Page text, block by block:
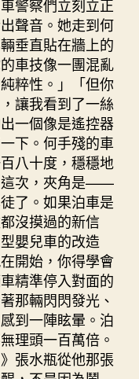
警察們立刻立正
聲音。她走到何
垂直貼在牆上的
車技像一團混亂
粹性。」「但你
讓我看到了一絲
一個像是遙控器
下。何手殘的車
八十度，穩穩地
這次，夾角是——
了。如果泊車是
沒摸過的新信
嬰兒車的改造
開始，你得學會
精準停入對面的
那輛閃閃發光、
到一陣眩暈。泊
理頭一百萬倍。
張水瓶從他那張